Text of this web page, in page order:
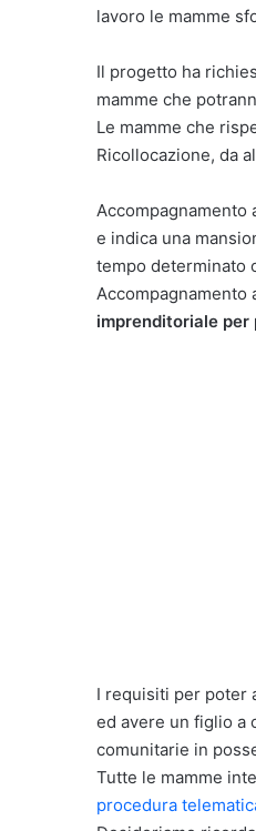
lavoro le mamme
Il progetto ha
mamme che
Le mamme che
Ricollocazione, da
Accompagnamento
e indica una
tempo determinato
Accompagnamento
imprenditoriale per
I requisiti per poter
ed avere un figlio a
comunitarie in
Tutte le mamme
procedura